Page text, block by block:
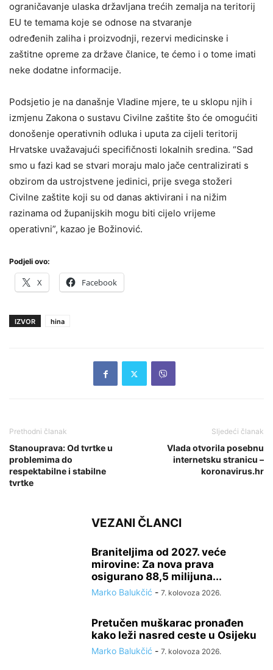
ograničavanje ulaska državljana trećih zemalja na teritorij
EU te temama koje se odnose na stvaranje
određenih zaliha i proizvodnji, rezervi medicinske i
zaštitne opreme za države članice, te ćemo i o tome imati
neke dodatne informacije.
Podsjetio je na današnje Vladine mjere, te u sklopu njih i
izmjenu Zakona o sustavu Civilne zaštite što će omogućiti
donošenje operativnih odluka i uputa za cijeli teritorij
Hrvatske uvažavajući specifičnosti lokalnih sredina. “Sad
smo u fazi kad se stvari moraju malo jače centralizirati s
obzirom da ustrojstvene jedinici, prije svega stožeri
Civilne zaštite koji su od danas aktivirani i na nižim
razinama od županijskih mogu biti cijelo vrijeme
operativni”, kazao je Božinović.
Podjeli ovo:
X Facebook
IZVOR hina
Prethodni članak
Stanouprava: Od tvrtke u
problemima do
respektabilne i stabilne
tvrtke
Sljedeći članak
Vlada otvorila posebnu
internetsku stranicu –
koronavirus.hr
VEZANI ČLANCI
Braniteljima od 2027. veće
mirovine: Za nova prava
osigurano 88,5 milijuna...
Marko Balukčić - 7. kolovoza 2026.
Pretučen muškarac pronađen
kako leži nasred ceste u Osijeku
Marko Balukčić - 7. kolovoza 2026.